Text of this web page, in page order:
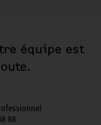
équipe est
88